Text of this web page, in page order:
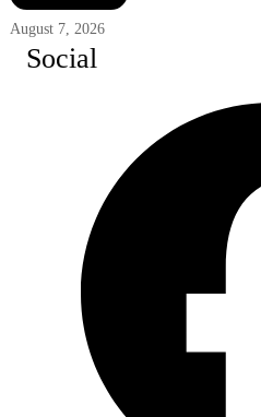
August 7, 2026
Social